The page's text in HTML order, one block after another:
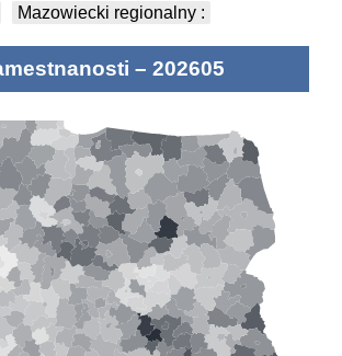
Mazowiecki regionalny :
– 202605